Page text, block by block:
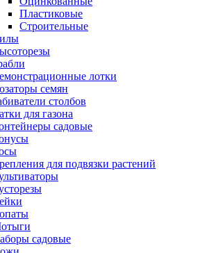
Пластиковые
Строительные
лотки
семян
столбов
для газона
садовые
для подвязки растений
садовые